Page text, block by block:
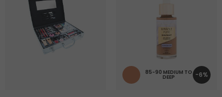
-6%
85-90 MEDIUM TO
DEEP